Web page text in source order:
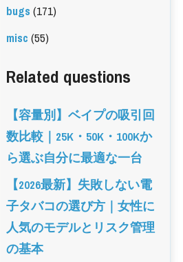
bugs(171)
misc(55)
Related questions
【容量別】ベイプの吸引回
数比較｜25K・50K・100Kか
ら選ぶ自分に最適な一台
【2026最新】失敗しない電
子タバコの選び方｜女性に
人気のモデルとリスク管理
の基本